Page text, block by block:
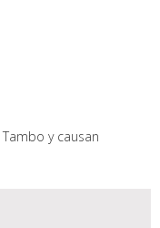
y causan